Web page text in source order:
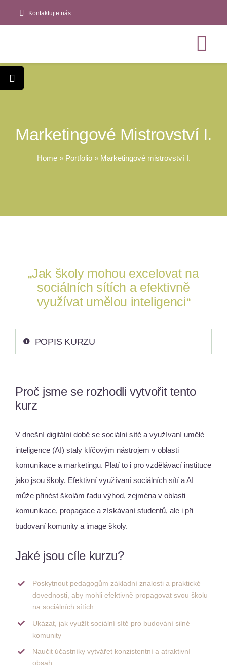
Kontaktujte nás
NOVINKY
Marketingové Mistrovství I.
Home» Portfolio» Marketingové mistrovství I.
„Jak školy mohou excelovat na
sociálních sítích a efektivně
využívat umělou inteligenci“
POPIS KURZU
Proč jsme se rozhodli vytvořit tento
kurz
V dnešní digitální době se sociální sítě a využívaní umělé
inteligence (AI) staly klíčovým nástrojem v oblasti
komunikace a marketingu. Platí to i pro vzdělávací instituce
jako jsou školy. Efektivní využívaní sociálních sítí a AI
může přinést školám řadu výhod, zejména v oblasti
komunikace, propagace a získávaní studentů, ale i při
budovaní komunity a image školy.
Jaké jsou cíle kurzu?
Poskytnout pedagogům základní znalosti a praktické
dovednosti, aby mohli efektivně propagovat svou školu
na sociálních sítích.
Ukázat, jak využít sociální sítě pro budování silné
komunity
Naučit účastníky vytvářet konzistentní a atraktivní
obsah.